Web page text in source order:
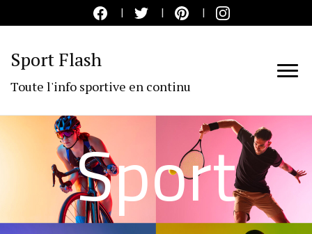
Sport Flash
Toute l'info sportive en continu
Sport